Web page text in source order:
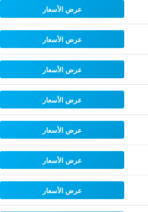
عرض الأسعار
عرض الأسعار
عرض الأسعار
عرض الأسعار
عرض الأسعار
عرض الأسعار
عرض الأسعار